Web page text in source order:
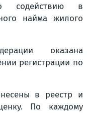
содействию в
найма жилого
оказана
регистрации по
в реестр и
По каждому